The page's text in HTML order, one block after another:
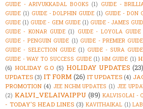
GUIDE - ARIVUKKADAL BOOKS (1) GUIDE -
GUIDE (1) GUIDE - DOLPHIN GUIDE (1) GUIDE - DON
GUIDE (1) GUIDE - GEM GUIDE (1) GUIDE - JAMES
GUIDE - KONAR GUIDE (1) GUIDE - LOYOLA GUIDE
GUIDE - PENGUIN GUIDE (1) GUIDE - PREMIER GUIDE
GUIDE - SELECTION GUIDE (1) GUIDE - SURA GUIDE
GUIDE - WAY TO SUCCESS GUIDE (1) HM GUIDE (1)
(6) HOLIDAY G.O (5) HOLIDAY UPDATES (23)
UPDATES (3) IT FORM (26) IT UPDATES (4)
PROMOTION (4) JEE NCHM UPDATES (1) JEE
(2) KALVI_VELAIVAIPPU (89) KALVISOLAI -
- TODAY'S HEAD LINES (3) KAVITHAIKAL (1)